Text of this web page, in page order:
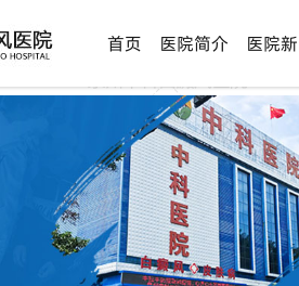
首页 医院简介 医院